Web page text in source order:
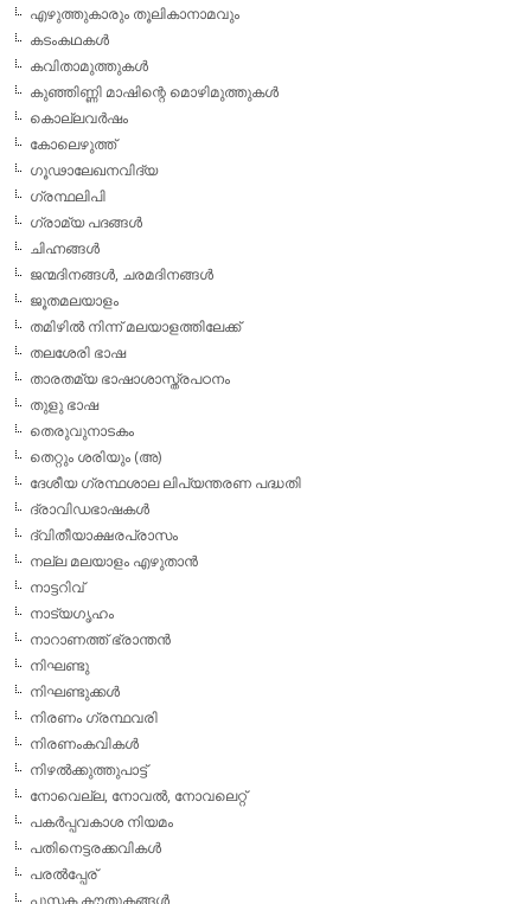
എഴുത്തുകാരും തൂലികാനാമവും
കടംകഥകള്‍
കവിതാമുത്തുകള്‍
കുഞ്ഞിണ്ണി മാഷിന്റെ മൊഴിമുത്തുകള്‍
കൊല്ലവര്‍ഷം
കോലെഴുത്ത്
ഗൂഢാലേഖനവിദ്യ
ഗ്രന്ഥലിപി
ഗ്രാമ്യ പദങ്ങള്‍
ചിഹ്നങ്ങള്‍
ജന്മദിനങ്ങള്‍, ചരമദിനങ്ങള്‍
ജൂതമലയാളം
തമിഴില്‍ നിന്ന് മലയാളത്തിലേക്ക്
തലശേരി ഭാഷ
താരതമ്യ ഭാഷാശാസ്ത്രപഠനം
തുളു ഭാഷ
തെരുവുനാടകം
തെറ്റും ശരിയും (അ)
ദേശീയ ഗ്രന്ഥശാല ലിപ്യന്തരണ പദ്ധതി
ദ്രാവിഡഭാഷകള്‍
ദ്വിതീയാക്ഷരപ്രാസം
നല്ല മലയാളം എഴുതാന്‍
നാട്ടറിവ്
നാട്യഗൃഹം
നാറാണത്ത് ഭ്രാന്തന്‍
നിഘണ്ടു
നിഘണ്ടുക്കള്‍
നിരണം ഗ്രന്ഥവരി
നിരണംകവികള്‍
നിഴല്‍ക്കുത്തുപാട്ട്
നോവെല്ല, നോവല്‍, നോവലെറ്റ്
പകര്‍പ്പവകാശ നിയമം
പതിനെട്ടരക്കവികള്‍
പരല്‍പ്പേര്